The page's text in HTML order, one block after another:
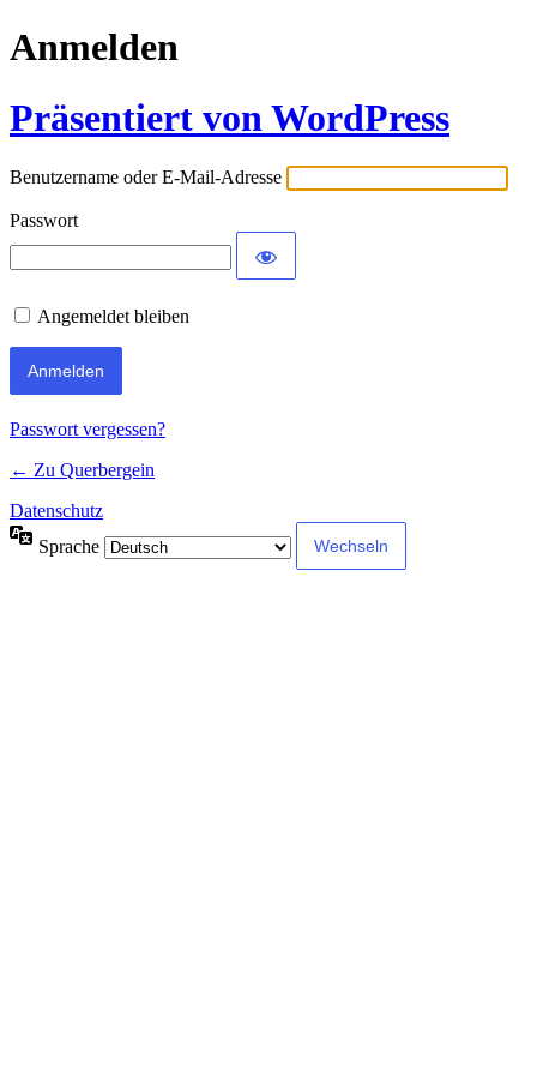
Anmelden
Präsentiert von WordPress
Benutzername oder E-Mail-Adresse
Passwort
Angemeldet bleiben
Passwort vergessen?
← Zu Querbergein
Datenschutz
Sprache